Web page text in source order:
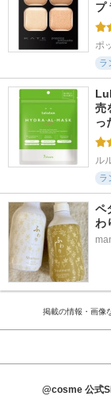
プ
ポ
ラ
売
っ
ル
ラ
ペ
わ
掲載の情報・画像
@cosme 公式